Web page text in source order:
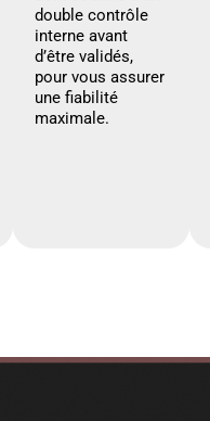
double contrôle
interne avant
d’être validés,
pour vous assurer
une fiabilité
maximale.